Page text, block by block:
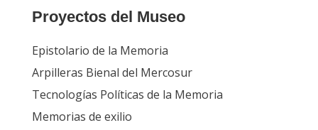
Proyectos del Museo
Epistolario de la Memoria
Arpilleras Bienal del Mercosur
Tecnologías Políticas de la Memoria
Memorias de exilio